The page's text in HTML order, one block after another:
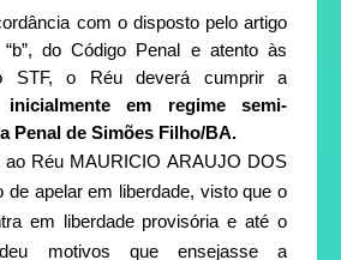
com o disposto pelo artigo
do Código Penal e atento às
STF, o Réu deverá cumprir a
inicialmente em regime semi-
Penal de Simões Filho/BA.
ao Réu MAURICIO ARAUJO DOS
de apelar em liberdade, visto que o
em liberdade provisória e até o
motivos que ensejasse a